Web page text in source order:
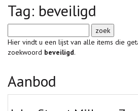
Tag: beveiligd
Hier vindt u een lijst van alle items die
zoekwoord beveiligd.
Aanbod